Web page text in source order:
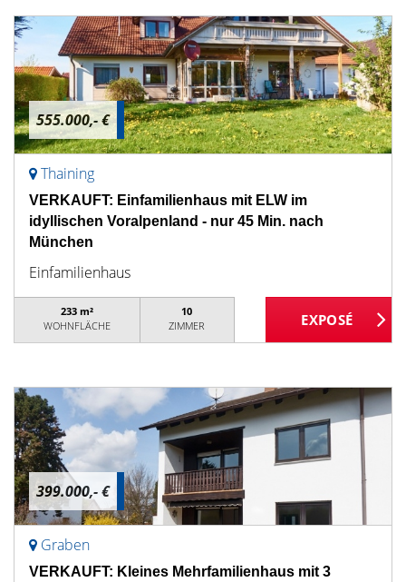
555.000,- €
Thaining
VERKAUFT: Einfamilienhaus mit ELW im
idyllischen Voralpenland - nur 45 Min. nach
München
Einfamilienhaus
233 m²
WOHNFLÄCHE
10
ZIMMER
399.000,- €
Graben
VERKAUFT: Kleines Mehrfamilienhaus mit 3